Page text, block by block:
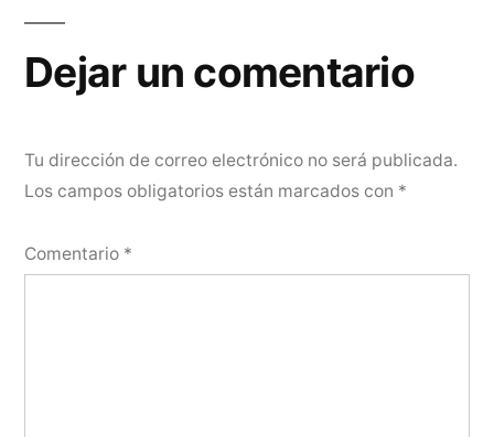
Dejar un comentario
Tu dirección de correo electrónico no será publicada.
Los campos obligatorios están marcados con *
Comentario *